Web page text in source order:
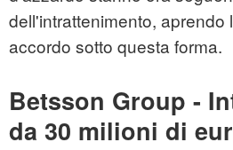
dell'intrattenimento, aprendo
accordo sotto questa forma.
Betsson Group -
da 30 milioni di